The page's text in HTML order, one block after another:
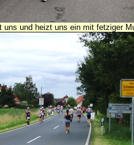
uns und heizt uns ein mit fetziger